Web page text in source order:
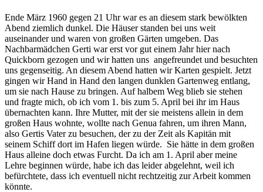
Ende März 1960 gegen 21 Uhr war es an diesem stark bewölkten
Abend ziemlich dunkel. Die Häuser standen bei uns weit
auseinander und waren von großen Gärten umgeben. Das
Nachbarmädchen Gerti war erst vor gut einem Jahr hier nach
Quickborn gezogen und wir hatten uns angefreundet und besuchten
uns gegenseitig. An diesem Abend hatten wir Karten gespielt. Jetzt
gingen wir Hand in Hand den langen dunklen Gartenweg entlang,
um sie nach Hause zu bringen. Auf halbem Weg blieb sie stehen
und fragte mich, ob ich vom 1. bis zum 5. April bei ihr im Haus
übernachten kann. Ihre Mutter, mit der sie meistens allein in dem
großen Haus wohnte, wollte nach Genua fahren, um ihren Mann,
also Gertis Vater zu besuchen, der zu der Zeit als Kapitän mit
seinem Schiff dort im Hafen liegen würde. Sie hätte in dem großen
Haus alleine doch etwas Furcht. Da ich am 1. April aber meine
Lehre beginnen würde, habe ich das leider abgelehnt, weil ich
befürchtete, dass ich eventuell nicht rechtzeitig zur Arbeit kommen
könnte.